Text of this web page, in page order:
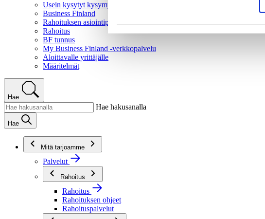
Usein kysytyt kysymykset
Business Finland
Rahoituksen asiointipalvelu
Rahoitus
BF tunnus
My Business Finland -verkkopalvelu
Aloittavalle yrittäjälle
Määritelmät
Hae
Hae hakusanalla
Hae
Mitä tarjoamme
Palvelut
Rahoitus
Rahoitus
Rahoituksen ohjeet
Rahoituspalvelut